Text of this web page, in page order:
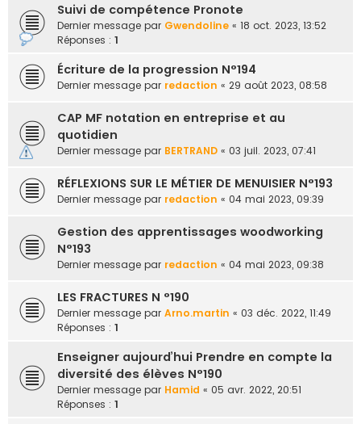
Suivi de compétence Pronote
Dernier message par Gwendoline « 18 oct. 2023, 13:52
Réponses : 1
Écriture de la progression N°194
Dernier message par redaction « 29 août 2023, 08:58
CAP MF notation en entreprise et au
quotidien
Dernier message par BERTRAND « 03 juil. 2023, 07:41
RÉFLEXIONS SUR LE MÉTIER DE MENUISIER N°193
Dernier message par redaction « 04 mai 2023, 09:39
Gestion des apprentissages woodworking
N°193
Dernier message par redaction « 04 mai 2023, 09:38
LES FRACTURES N °190
Dernier message par Arno.martin « 03 déc. 2022, 11:49
Réponses : 1
Enseigner aujourd’hui Prendre en compte la
diversité des élèves N°190
Dernier message par Hamid « 05 avr. 2022, 20:51
Réponses : 1